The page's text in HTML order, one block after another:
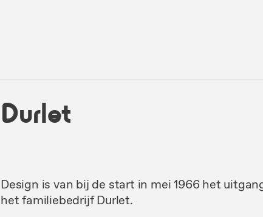
Durlet
Design is van bij de start in mei 1966 het
het familiebedrijf Durlet.